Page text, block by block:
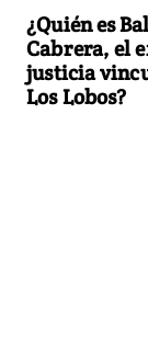
¿Quién es
Cabrera, el
justicia
Los Lobos?